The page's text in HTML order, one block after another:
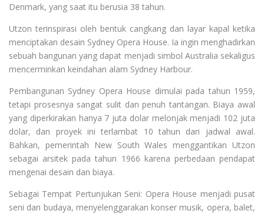
Denmark, yang saat itu berusia 38 tahun.
Utzon terinspirasi oleh bentuk cangkang dan layar kapal ketika
menciptakan desain Sydney Opera House. Ia ingin menghadirkan
sebuah bangunan yang dapat menjadi simbol Australia sekaligus
mencerminkan keindahan alam Sydney Harbour.
Pembangunan Sydney Opera House dimulai pada tahun 1959,
tetapi prosesnya sangat sulit dan penuh tantangan. Biaya awal
yang diperkirakan hanya 7 juta dolar melonjak menjadi 102 juta
dolar, dan proyek ini terlambat 10 tahun dari jadwal awal.
Bahkan, pemerintah New South Wales menggantikan Utzon
sebagai arsitek pada tahun 1966 karena perbedaan pendapat
mengenai desain dan biaya.
Sebagai Tempat Pertunjukan Seni: Opera House menjadi pusat
seni dan budaya, menyelenggarakan konser musik, opera, balet,